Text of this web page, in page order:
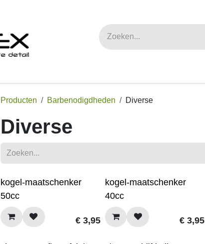
Producten Barbenodigdheden Diverse
Diverse
kogel-maatschenker
50cc
€ 3,95
kogel-maatschenker
40cc
€ 3,95